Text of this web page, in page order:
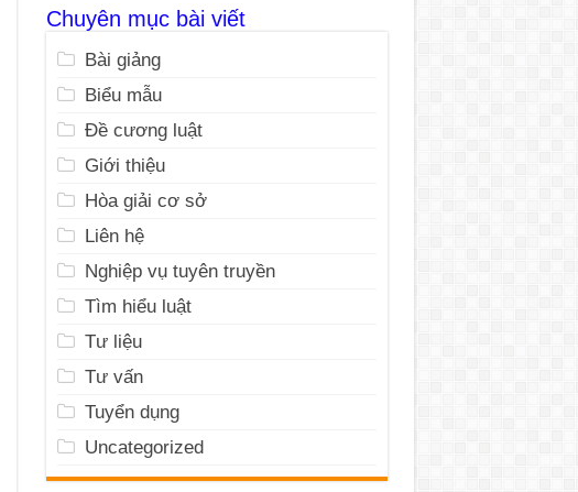
Chuyên mục bài viết
Bài giảng
Biểu mẫu
Đề cương luật
Giới thiệu
Hòa giải cơ sở
Liên hệ
Nghiệp vụ tuyên truyền
Tìm hiểu luật
Tư liệu
Tư vấn
Tuyển dụng
Uncategorized